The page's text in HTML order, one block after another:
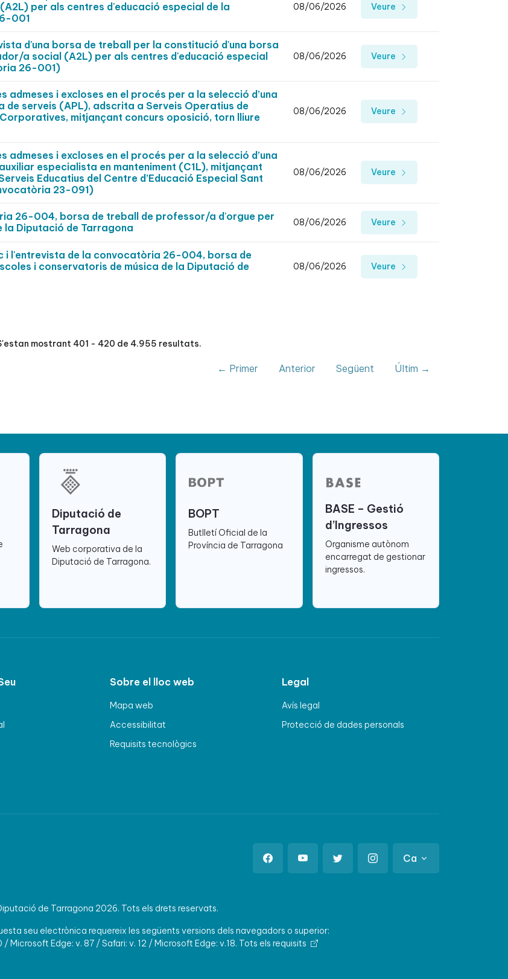
per als centres d'educació especial de la
001
08/06/2026 Veure
d'una borsa de treball per la constitució d'una borsa
a social (A2L) per als centres d'educació especial
26-001)
08/06/2026 Veure
admeses i excloses en el procés per a la selecció d’una
serveis (APL), adscrita a Serveis Operatius de
Corporatives, mitjançant concurs oposició, torn lliure
08/06/2026 Veure
admeses i excloses en el procés per a la selecció d’una
especialista en manteniment (C1L), mitjançant
Educatius del Centre d’Educació Especial Sant
23-091)
08/06/2026 Veure
26-004, borsa de treball de professor/a d'orgue per
la Diputació de Tarragona
08/06/2026 Veure
i l'entrevista de la convocatòria 26-004, borsa de
i conservatoris de música de la Diputació de
08/06/2026 Veure
mostrant 401 - 420 de 4.955 resultats.
← Primer Anterior Següent Últim →
Diputació de
Tarragona
Web corporativa de la
Diputació de Tarragona.
BOPT
Butlletí Oficial de la
Província de Tarragona
BASE – Gestió
d’Ingressos
Organisme autònom
encarregat de gestionar
ingressos.
Sobre el lloc web
Mapa web
Accessibilitat
Requisits tecnològics
Legal
Avís legal
Protecció de dades personals
Ca
de Tarragona 2026. Tots els drets reservats.
seu electrònica requereix les següents versions dels navegadors o superior:
Microsoft Edge: v. 87 / Safari: v. 12 / Microsoft Edge: v.18. Tots els requisits